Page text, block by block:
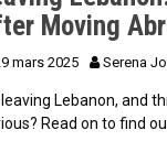
Moving
mars 2025 Serena
leaving Lebanon, and
Read on to find